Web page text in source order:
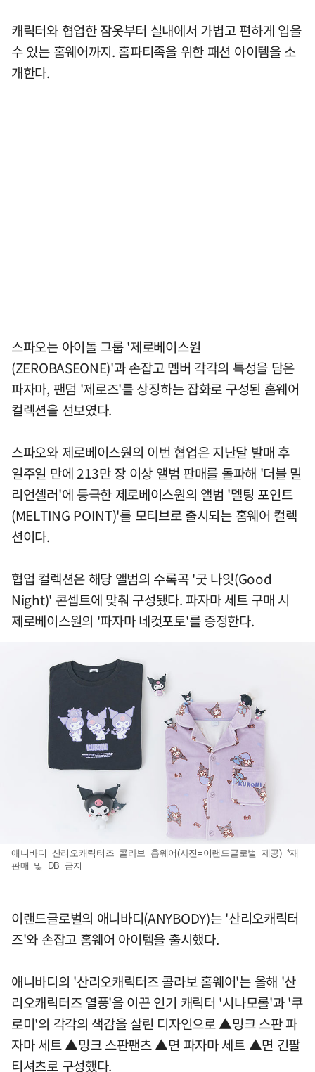
캐릭터와 협업한 잠옷부터 실내에서 가볍고 편하게 입을
수 있는 홈웨어까지. 홈파티족을 위한 패션 아이템을 소
개한다.
스파오는 아이돌 그룹 '제로베이스원
(ZEROBASEONE)'과 손잡고 멤버 각각의 특성을 담은
파자마, 팬덤 '제로즈'를 상징하는 잡화로 구성된 홈웨어
컬렉션을 선보였다.
스파오와 제로베이스원의 이번 협업은 지난달 발매 후
일주일 만에 213만 장 이상 앨범 판매를 돌파해 '더블 밀
리언셀러'에 등극한 제로베이스원의 앨범 '멜팅 포인트
(MELTING POINT)'를 모티브로 출시되는 홈웨어 컬렉
션이다.
협업 컬렉션은 해당 앨범의 수록곡 '굿 나잇(Good
Night)' 콘셉트에 맞춰 구성됐다. 파자마 세트 구매 시
제로베이스원의 '파자마 네컷포토'를 증정한다.
애니바디 산리오캐릭터즈 콜라보 홈웨어(사진=이랜드글로벌 제공) *재
판매 및 DB 금지
이랜드글로벌의 애니바디(ANYBODY)는 '산리오캐릭터
즈'와 손잡고 홈웨어 아이템을 출시했다.
애니바디의 '산리오캐릭터즈 콜라보 홈웨어'는 올해 '산
리오캐릭터즈 열풍'을 이끈 인기 캐릭터 '시나모롤'과 '쿠
로미'의 각각의 색감을 살린 디자인으로 ▲밍크 스판 파
자마 세트 ▲밍크 스판팬츠 ▲면 파자마 세트 ▲면 긴팔
티셔츠로 구성했다.